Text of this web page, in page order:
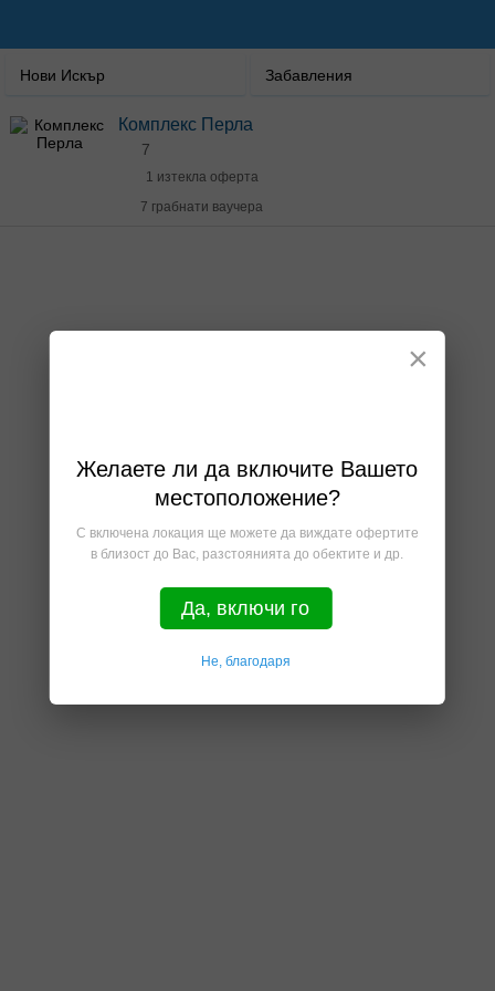
Нови Искър Забавления
Комплекс Перла
7
1 изтекла оферта
7 грабнати ваучера
×
Желаете ли да включите Вашето
местоположение?
С включена локация ще можете да виждате офертите
в близост до Вас, разстоянията до обектите и др.
Да, включи го
Не, благодаря